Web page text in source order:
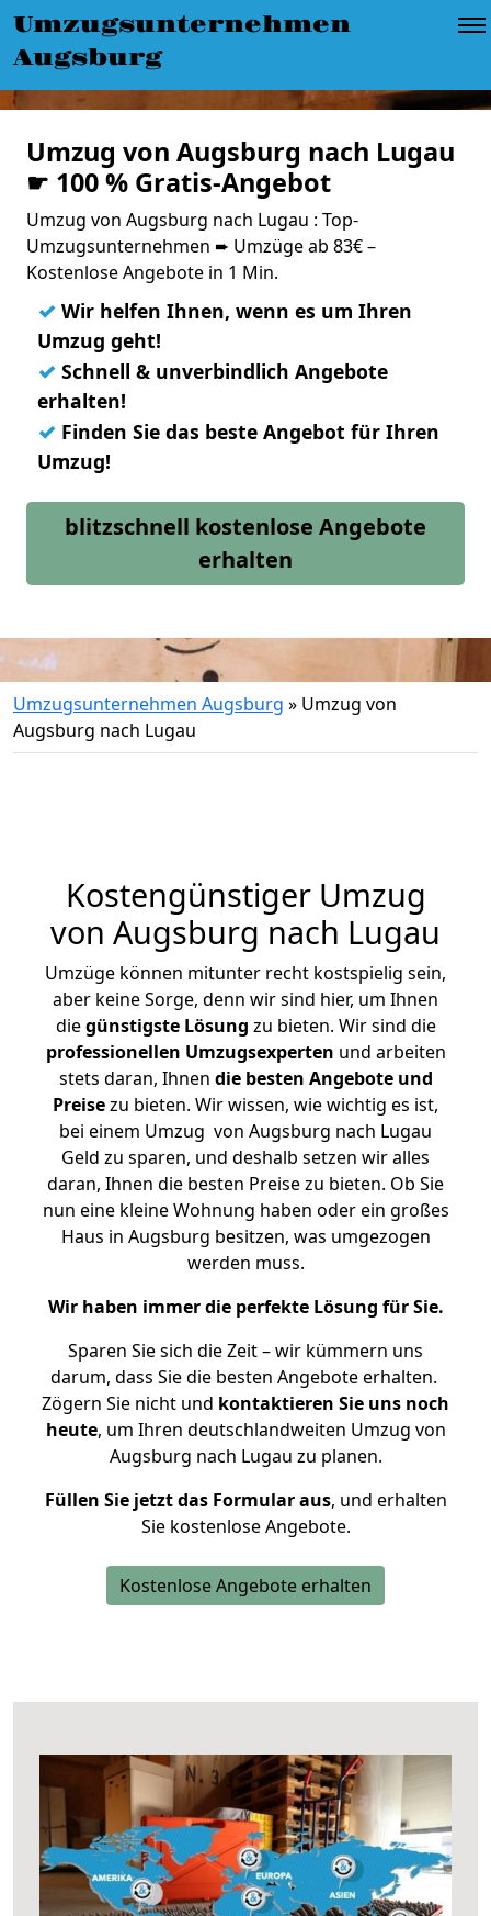
Umzugsunternehmen
Augsburg
Umzug von Augsburg nach Lugau
☛ 100 % Gratis-Angebot
Umzug von Augsburg nach Lugau : Top-
Umzugsunternehmen ➨ Umzüge ab 83€ –
Kostenlose Angebote in 1 Min.
✓ Wir helfen Ihnen, wenn es um Ihren
Umzug geht!
✓ Schnell & unverbindlich Angebote
erhalten!
✓ Finden Sie das beste Angebot für Ihren
Umzug!
blitzschnell kostenlose Angebote
erhalten
Umzugsunternehmen Augsburg » Umzug von
Augsburg nach Lugau
Kostengünstiger Umzug
von Augsburg nach Lugau
Umzüge können mitunter recht kostspielig sein,
aber keine Sorge, denn wir sind hier, um Ihnen
diegünstigste Lösung zu bieten. Wir sind die
professionellen Umzugsexperten und arbeiten
stets daran, Ihnen die besten Angebote und
Preisezu bieten. Wir wissen, wie wichtig es ist,
bei einem Umzug von Augsburg nach Lugau
Geld zu sparen, und deshalb setzen wir alles
daran, Ihnen die besten Preise zu bieten. Ob Sie
nun eine kleine Wohnung haben oder ein großes
Haus in Augsburg besitzen, was umgezogen
werden muss.
Wir haben immer die perfekte Lösung für Sie.
Sparen Sie sich die Zeit – wir kümmern uns
darum, dass Sie die besten Angebote erhalten.
Zögern Sie nicht und kontaktieren Sie uns noch
heute, um Ihren deutschlandweiten Umzug von
Augsburg nach Lugau zu planen.
Füllen Sie jetzt das Formular aus, und erhalten
Sie kostenlose Angebote.
Kostenlose Angebote erhalten